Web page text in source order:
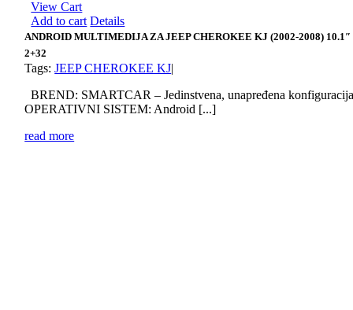
View Cart
Add to cart Details
ANDROID MULTIMEDIJA ZA JEEP CHEROKEE KJ (2002-2008) 10.1″
2+32
Tags:JEEP CHEROKEE KJ|
BREND: SMARTCAR – Jedinstvena, unapređena
OPERATIVNI SISTEM: Android [...]
read more